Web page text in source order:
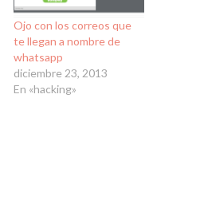
Ojo con los correos que
te llegan a nombre de
whatsapp
diciembre 23, 2013
En «hacking»